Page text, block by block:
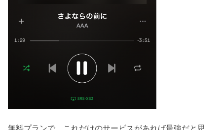
無料プランで、これだけのサービスがあれば最強だと思